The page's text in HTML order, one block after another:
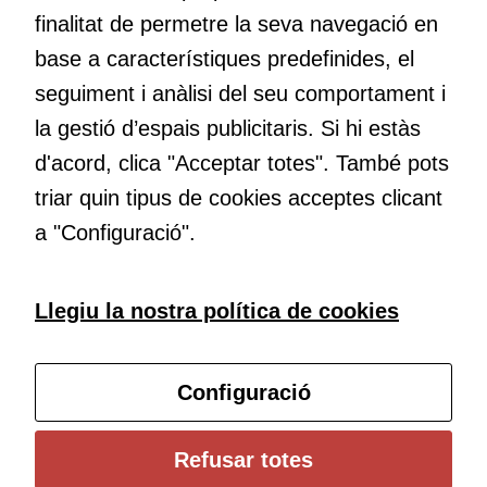
Educació
transformació. Volem contribuir a millorar-la impulsant
metodologies docents actives i ambients d’aprenentatge
dinàmics.
Subscriu-te al butlletí
Configura les cookies
Universitat de Girona
finalitat de permetre la seva navegació en
base a característiques predefinides, el
seguiment i anàlisi del seu comportament i
la gestió d’espais publicitaris. Si hi estàs
d'acord, clica "Acceptar totes". També pots
triar quin tipus de cookies acceptes clicant
a "Configuració".
Llegiu la nostra política de cookies
Configuració
Refusar totes